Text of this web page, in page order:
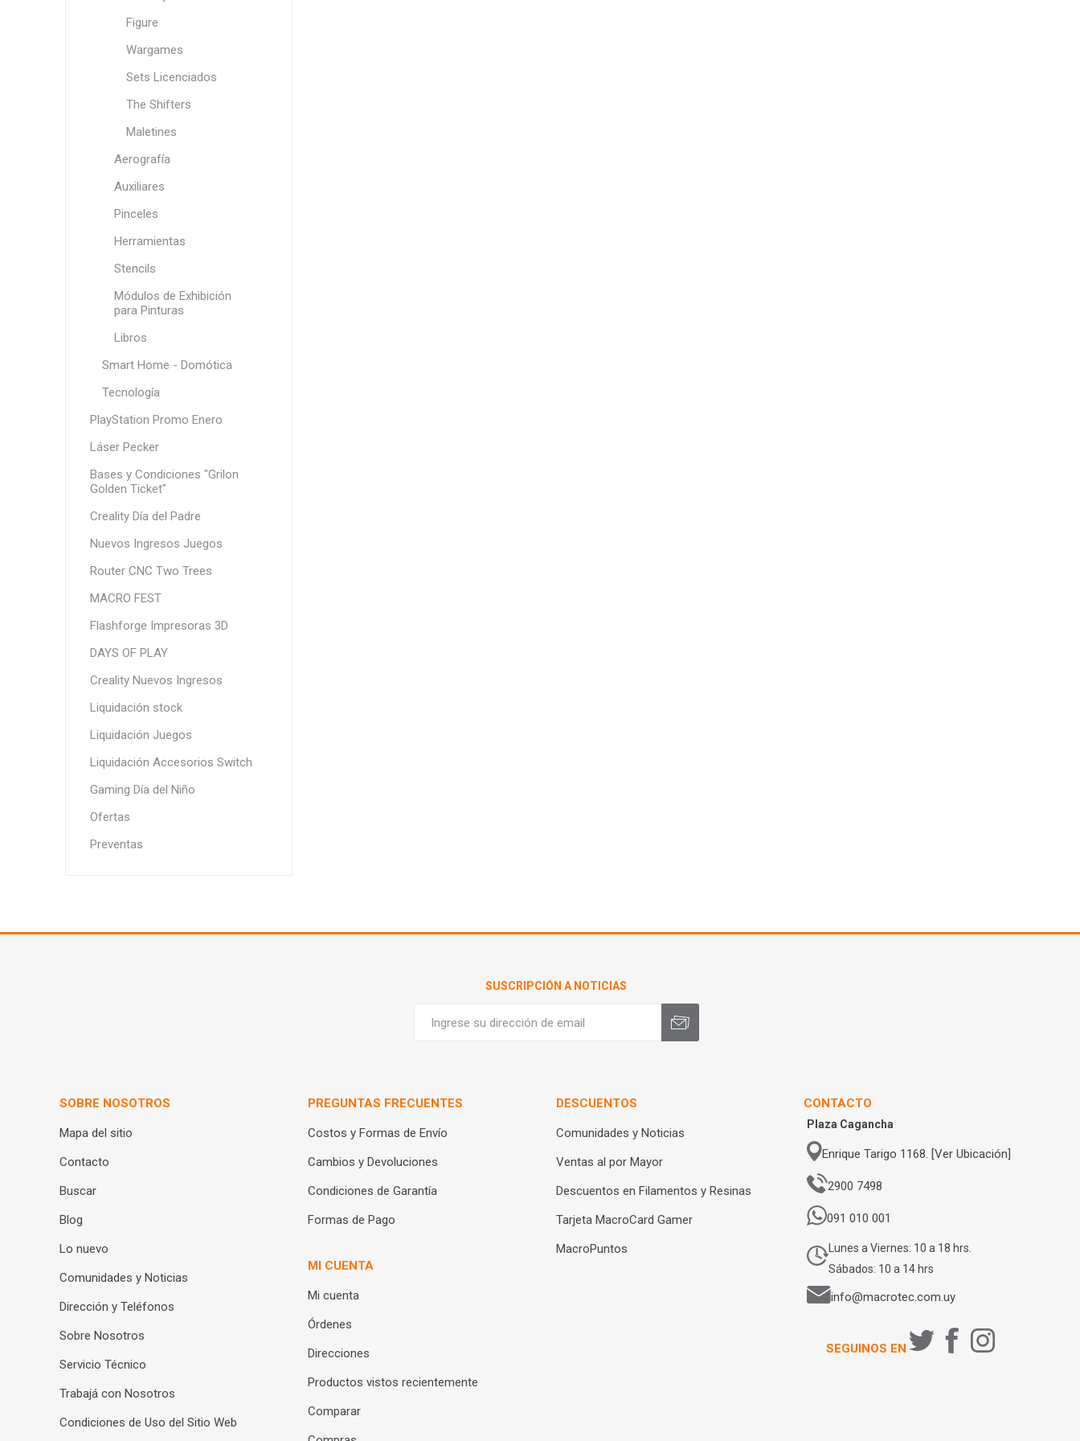
Figure
Wargames
Sets Licenciados
The Shifters
Maletines
Aerografía
Auxiliares
Pinceles
Herramientas
Stencils
Módulos de Exhibición
para Pinturas
Libros
Smart Home - Domótica
Tecnología
PlayStation Promo Enero
Láser Pecker
Bases y Condiciones "Grilon
Golden Ticket"
Creality Día del Padre
Nuevos Ingresos Juegos
Router CNC Two Trees
MACRO FEST
Flashforge Impresoras 3D
DAYS OF PLAY
Creality Nuevos Ingresos
Liquidación stock
Liquidación Juegos
Liquidación Accesorios Switch
Gaming Día del Niño
Ofertas
Preventas
SUSCRIPCIÓN A NOTICIAS
SOBRE NOSOTROS
Mapa del sitio
Contacto
Buscar
Blog
Lo nuevo
Comunidades y Noticias
Dirección y Teléfonos
Sobre Nosotros
Servicio Técnico
Trabajá con Nosotros
Condiciones de Uso del Sitio Web
PREGUNTAS FRECUENTES
Costos y Formas de Envío
Cambios y Devoluciones
Condiciones de Garantía
Formas de Pago
MI CUENTA
Mi cuenta
Órdenes
Direcciones
Productos vistos recientemente
Comparar
DESCUENTOS
Comunidades y Noticias
Ventas al por Mayor
Descuentos en Filamentos y Resinas
Tarjeta MacroCard Gamer
MacroPuntos
CONTACTO
Plaza Cagancha
Enrique Tarigo 1168. [Ver Ubicación]
2900 7498
091 010 001
Lunes a Viernes: 10 a 18 hrs.
Sábados: 10 a 14 hrs
info@macrotec.com.uy
SEGUINOS EN